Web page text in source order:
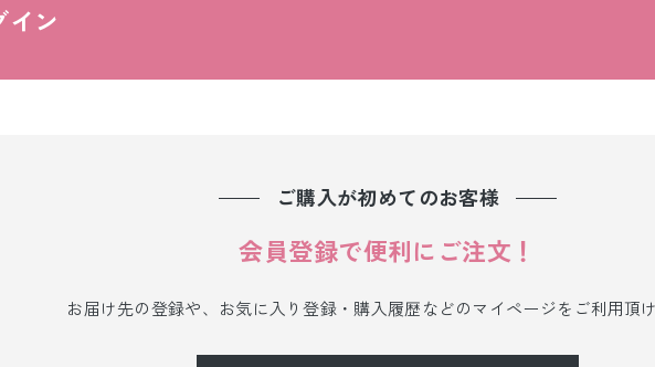
イン
ご購入が初めてのお客様
会員登録で便利にご注文！
お届け先の登録や、お気に入り登録・購入履歴などのマイページをご利用頂け